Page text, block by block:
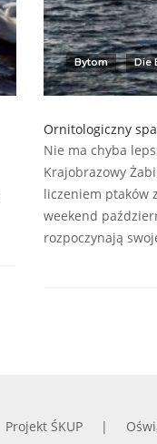
Bytom Die
Ornitologiczny
Nie ma chyba
Krajobrazowy
liczeniem ptaków
weekend
rozpoczynają
Projekt ŚKUP